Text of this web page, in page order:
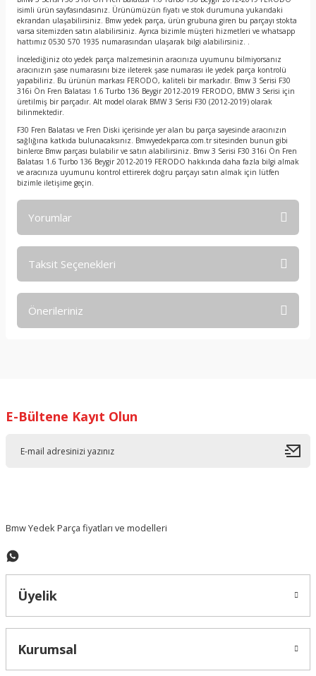
isimli ürün sayfasındasınız. Ürünümüzün fiyatı ve stok durumuna yukarıdaki
ekrandan ulaşabilirsiniz. Bmw yedek parça, ürün grubuna giren bu parçayı stokta
varsa sitemizden satın alabilirsiniz. Ayrıca bizimle müşteri hizmetleri ve whatsapp
hattımız 0530 570 1935 numarasından ulaşarak bilgi alabilirsiniz. .
İncelediğiniz oto yedek parça malzemesinin aracınıza uyumunu bilmiyorsanız
aracınızın şase numarasını bize ileterek şase numarası ile yedek parça kontrolü
yapabiliriz. Bu ürünün markası FERODO, kaliteli bir markadır. Bmw 3 Serisi F30
316i Ön Fren Balatası 1.6 Turbo 136 Beygir 2012-2019 FERODO, BMW 3 Serisi için
üretilmiş bir parçadır. Alt model olarak BMW 3 Serisi F30 (2012-2019) olarak
bilinmektedir.
F30 Fren Balatası ve Fren Diski içerisinde yer alan bu parça sayesinde aracınızın
sağlığına katkıda bulunacaksınız. Bmwyedekparca.com.tr sitesinden bunun gibi
binlerce Bmw parçası bulabilir ve satın alabilirsiniz. Bmw 3 Serisi F30 316i Ön Fren
Balatası 1.6 Turbo 136 Beygir 2012-2019 FERODO hakkında daha fazla bilgi almak
ve aracınıza uyumunu kontrol ettirerek doğru parçayı satın almak için lütfen
bizimle iletişime geçin.
Yorumlar
Taksit Seçenekleri
Önerileriniz
Ürün resmi kalitesiz, bozuk veya görüntülenemiyor.
E-Bültene Kayıt Olun
Bmw Yedek Parça fiyatları ve modelleri
Üyelik
Kurumsal